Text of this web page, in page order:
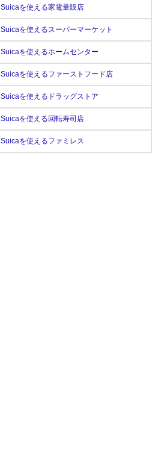
Suicaを使える家電量販店
Suicaを使えるスーパーマーケット
Suicaを使えるホームセンター
Suicaを使えるファーストフード店
Suicaを使えるドラッグストア
Suicaを使える回転寿司店
Suicaを使えるファミレス